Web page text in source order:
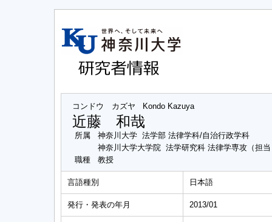
コンドウ カズヤ Kondo Kazuya
近藤 和哉
所属
神奈川大学 法学部 法律学科/自治行政学科
神奈川大学大学院 法学研究科 法律学専攻（担
職種
教授
言語種別 日本語
発行・発表の年月 2013/01